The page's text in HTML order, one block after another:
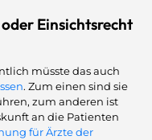
Einsichtsrecht
müsste das auch
. Zum einen sind sie
zum anderen ist
an die Patienten
für Ärzte der